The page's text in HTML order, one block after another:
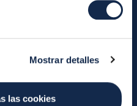
Mostrar detalles
las cookies
Switching